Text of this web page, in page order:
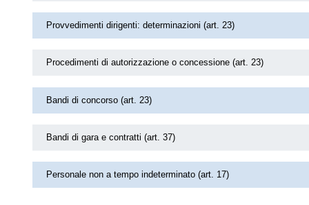
Provvedimenti dirigenti: determinazioni (art. 23)
Procedimenti di autorizzazione o concessione (art. 23)
Bandi di concorso (art. 23)
Bandi di gara e contratti (art. 37)
Personale non a tempo indeterminato (art. 17)